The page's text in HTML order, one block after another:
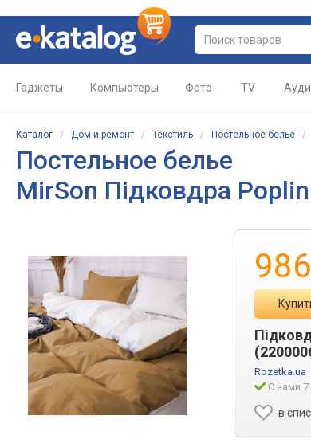
Гаджеты Компьютеры Фото TV
Каталог / Дом и ремонт / Текстиль / Постельное белье /
Постельное белье
MirSon Підковдра
986
Rozetka.ua
С нами 7
в